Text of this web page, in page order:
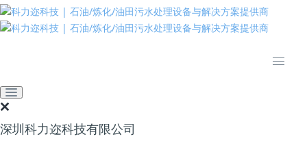
深圳科力迩科技有限公司
推动绿色发展 建设美丽中国
湖北郧西县矿山生态治理方
案获1亿元授信
2023-07-21 08:44:11 科力迩